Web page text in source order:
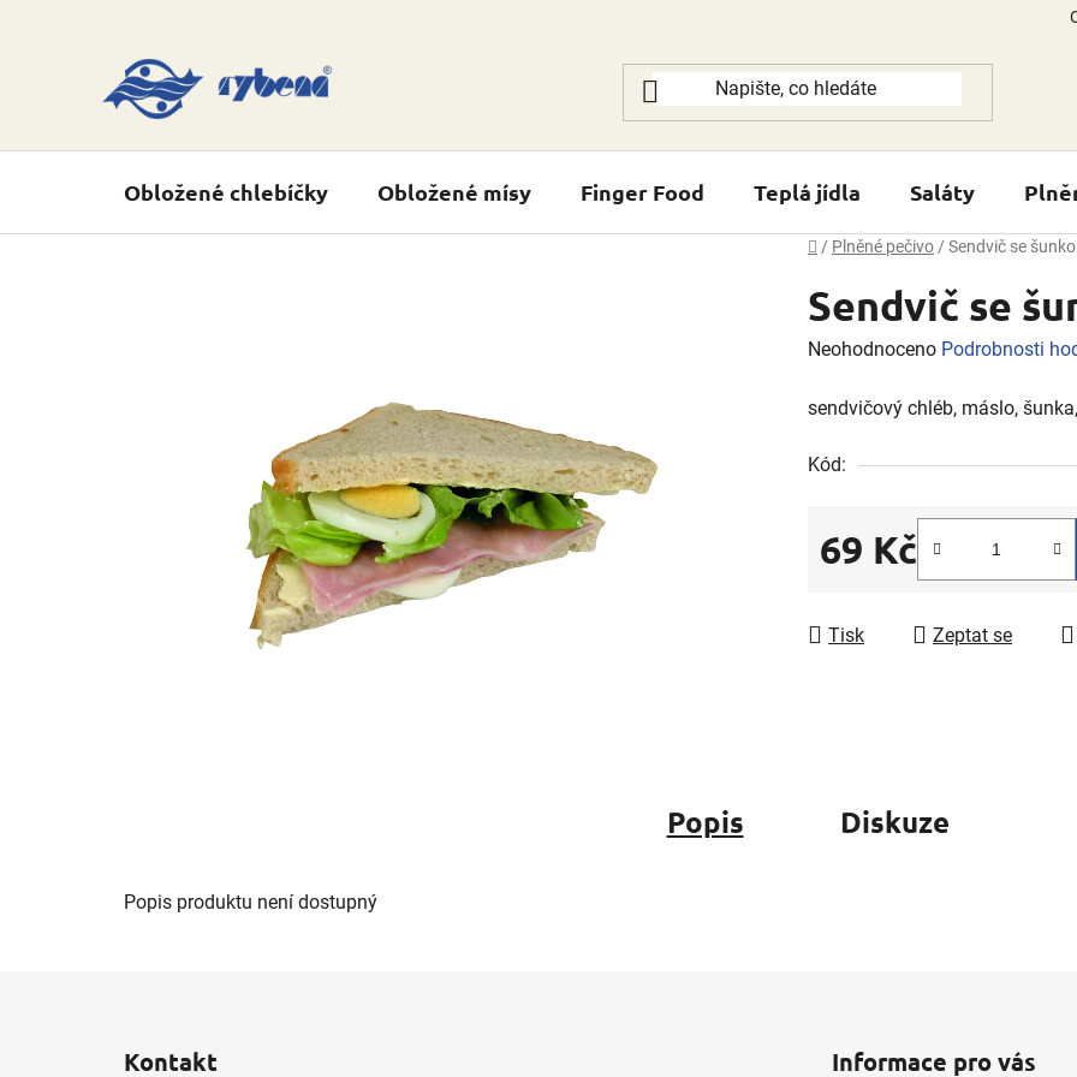
Obložené chlebíčky Obložené mísy Finger Food Teplá jídla Saláty
Domů
/ Plněné pečivo / Sendvič se
Sendvič se
Průměrné
produktu
0,0
Neohodnoceno Podrobnosti
sendvičový chléb, máslo,
Kód:
69 Kč
Měrná cena:
Tisk Zeptat se
Popis Diskuze
Popis produktu není dostupný
Kontakt Informace pro vás